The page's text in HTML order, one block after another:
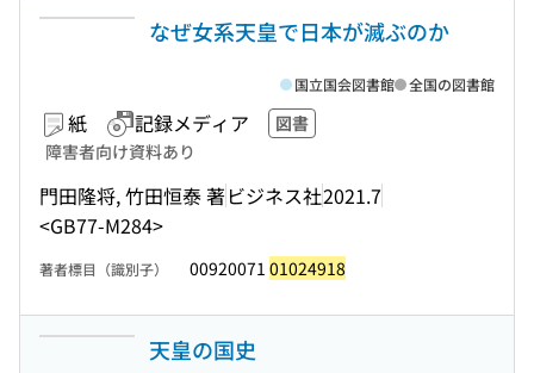
なぜ女系天皇で日本が滅ぶのか
紙 記録メディア
図書
障害者向け資料あり
門田隆将, 竹田恒泰 著ビジネス社2021.7
<GB77-M284>
国立国会図書館 全国の図書館
著者標目（識別子） 00920071 01024918
天皇の国史